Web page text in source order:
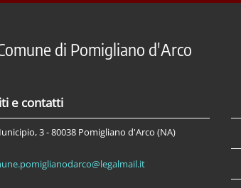
di Pomigliano d'Arco
e contatti
3 - 80038 Pomigliano d'Arco (NA)